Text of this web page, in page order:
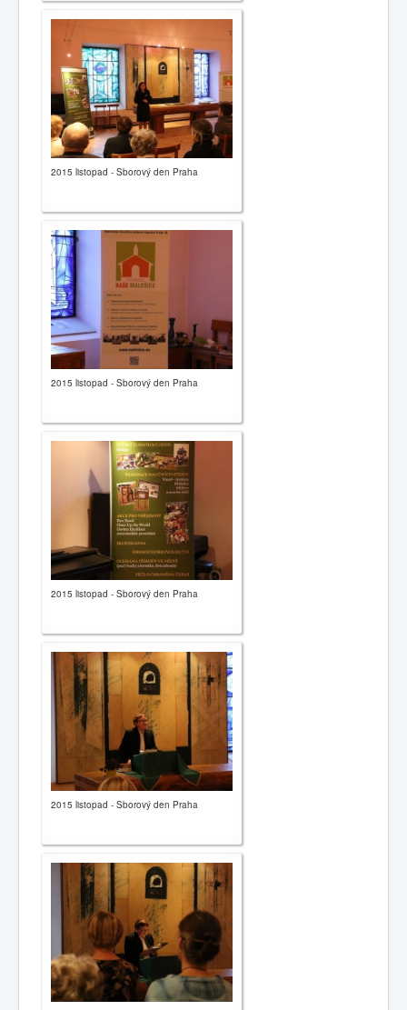
2015 listopad - Sborový den Praha
2015 listopad - Sborový den Praha
2015 listopad - Sborový den Praha
2015 listopad - Sborový den Praha